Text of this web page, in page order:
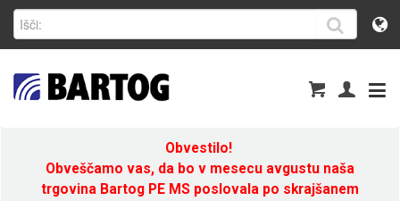
Obvestilo!
Obveščamo vas, da bo v mesecu avgustu naša
trgovina Bartog PE MS poslovala po skrajšanem